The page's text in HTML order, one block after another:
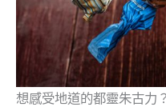
想感受地道的都靈朱古